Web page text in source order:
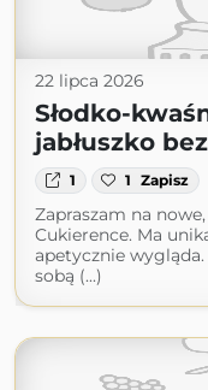
22 lipca 2026
Słodko-
jabłuszko
1 1 Zapisz
Zapraszam na
Cukierence. Ma
apetycznie
sobą (...)